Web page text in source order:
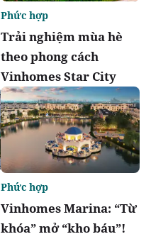
Trải nghiệm mùa hè
theo phong cách
Vinhomes Star City
Phức hợp
Vinhomes Marina: “Từ
khóa” mở “kho báu”!
Phức hợp